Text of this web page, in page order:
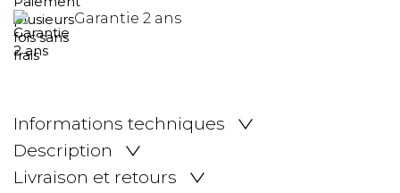
Garantie 2 ans
Informations techniques
Description
Livraison et retours